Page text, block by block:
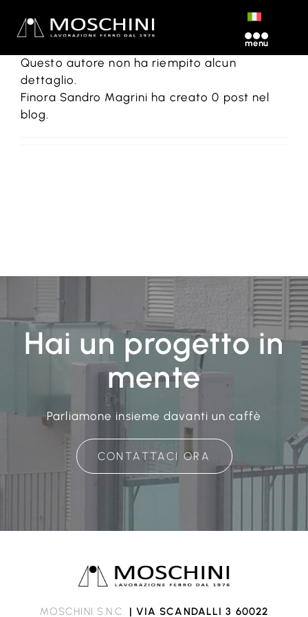
Toggle
Navigation
Chi siamo
CircaSandro Magrini
Questo autore non ha riempito alcun
dettaglio.
Finora Sandro Magrini ha creato 0 post nel
blog.
Hai un progetto in
mente
Parliamone insieme davanti un caffè
CONTATTACI ORA
MOSCHINI S.N.C. | VIA SCANDALLI 3 60022